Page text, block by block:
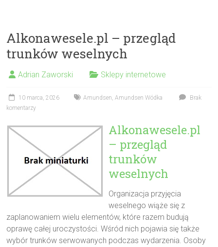
Alkonawesele.pl – przegląd
trunków weselnych
Adrian Zaworski Sklepy internetowe
10 marca, 2026 Amundsen,Amundsen Wódka
Brak
komentarzy
Alkonawesele.pl
– przegląd
trunków
weselnych
Organizacja przyjęcia
weselnego wiąże się z
zaplanowaniem wielu elementów, które razem budują
oprawę całej uroczystości. Wśród nich pojawia się także
wybór trunków serwowanych podczas wydarzenia. Osoby